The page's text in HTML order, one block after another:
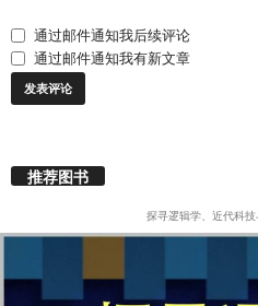
通过邮件通知我后续评论
通过邮件通知我有新文章
推荐图书
探寻逻辑学、近代科